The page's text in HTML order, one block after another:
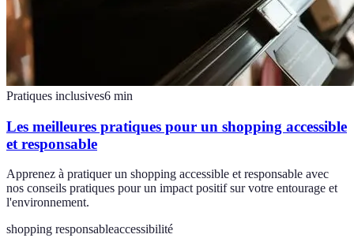
Pratiques inclusives6 min
Les meilleures pratiques pour un shopping accessible
et responsable
Apprenez à pratiquer un shopping accessible et responsable avec
nos conseils pratiques pour un impact positif sur votre entourage et
l'environnement.
shopping responsableaccessibilité